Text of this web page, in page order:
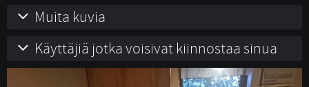
Muita kuvia
Käyttäjiä jotka voisivat kiinnostaa sinua